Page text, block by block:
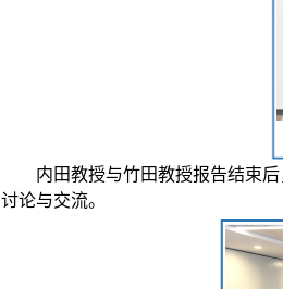
内田教授与竹田教授报告结束
讨论与交流。